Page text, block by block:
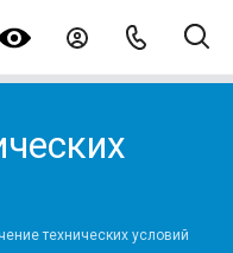
технических условий